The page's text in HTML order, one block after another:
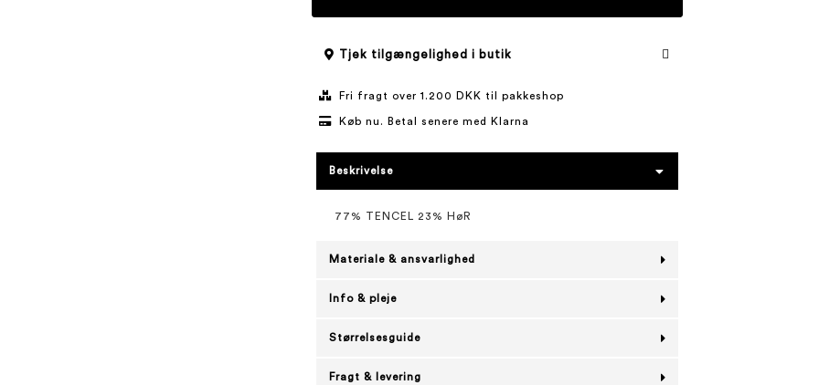
Tjek tilgængelighed i butik
Fri fragt over 1.200 DKK til pakkeshop
Køb nu. Betal senere med Klarna
Beskrivelse
77% TENCEL 23% HøR
Materiale & ansvarlighed
Info & pleje
Størrelsesguide
Fragt & levering